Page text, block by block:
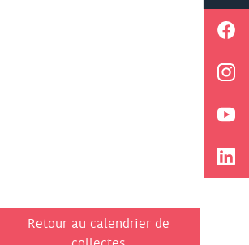
Retour au calendrier de